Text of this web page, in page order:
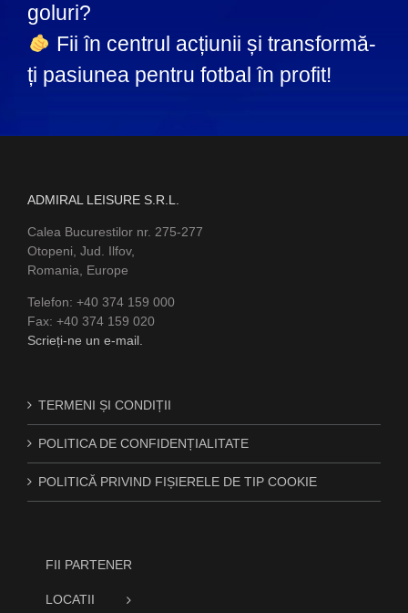
goluri?
Fii în centrul acțiunii și transformă-
ți pasiunea pentru fotbal în profit!
ADMIRAL LEISURE S.R.L.
Calea Bucurestilor nr. 275-277
Otopeni, Jud. Ilfov,
Romania, Europe
Telefon: +40 374 159 000
Fax: +40 374 159 020
Scrieți-ne un e-mail.
TERMENI ȘI CONDIȚII
POLITICA DE CONFIDENȚIALITATE
POLITICĂ PRIVIND FIȘIERELE DE TIP COOKIE
FII PARTENER
LOCATII